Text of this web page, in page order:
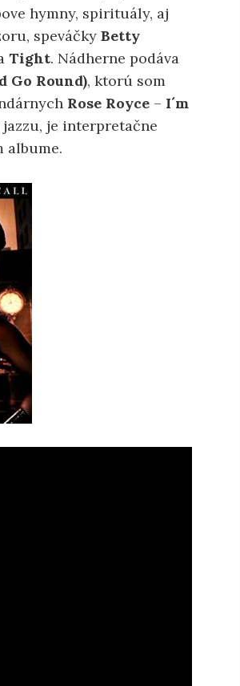
hymny, spirituály, aj
speváčky Betty
Tight. Nádherne podáva
Go Round), ktorú som
Rose Royce – I´m
jazzu, je interpretačne
albume.